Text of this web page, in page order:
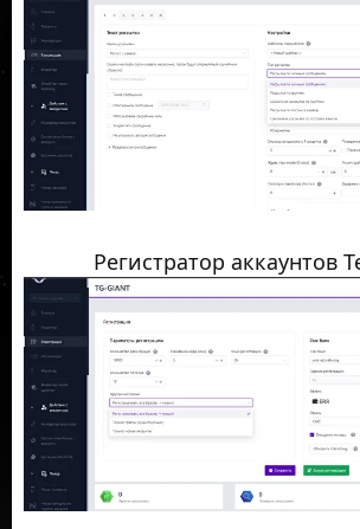
Регистратор аккаунтов